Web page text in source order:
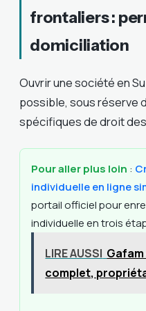
frontaliers :
domiciliation
Ouvrir une société en
possible, sous réserve
spécifiques de droit
Pour aller plus loin :
individuelle en ligne
portail officiel pour
individuelle en trois
LIRE AUSSI
complet,